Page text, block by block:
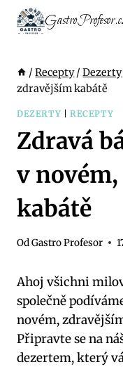
Přeskočit
/ Recepty/ Dezerty
zdravějším kabátě
DEZERTY RECEPTY
Zdravá
v
kabátě
OdGastro Profesor
Ahoj všichni
společně
novém,
Připravte se na
dezertem, který